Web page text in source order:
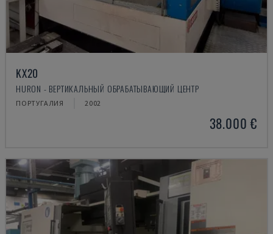
KX20
HURON - ВЕРТИКАЛЬНЫЙ ОБРАБАТЫВАЮЩИЙ ЦЕНТР
ПОРТУГАЛИЯ 2002
38.000 €